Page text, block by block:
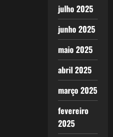
julho 2025
junho 2025
maio 2025
abril 2025
março 2025
fevereiro
2025